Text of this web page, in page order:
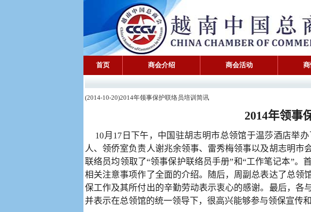
首页 商会介绍 商会活动
(2014-10-20)2014年领事保护联络员培训简讯
2014年领事
10月 17 日下午，中国驻胡志明市总领馆于温莎酒店举办
人、领侨室负责人谢兆余领事、雷秀梅领事以及胡志明市
联络员均领取了“领事保护联络员手册”和“工作笔记本”
相关注意事项作了全面的介绍。随后，周副总表达了总
保工作及其所付出的辛勤劳动表示衷心的感谢。最后，
并表示在总领馆的统一领导下，很高兴能够参与领保宣传